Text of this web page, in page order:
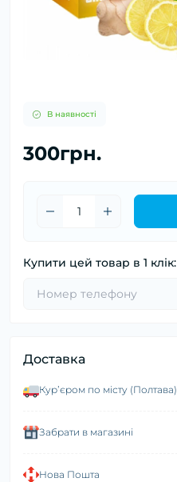
В наявності
300грн.
Купити цей товар в 1 клік:
Доставка
Курʼєром по місту (Полтава)
Забрати в магазині
Нова Пошта